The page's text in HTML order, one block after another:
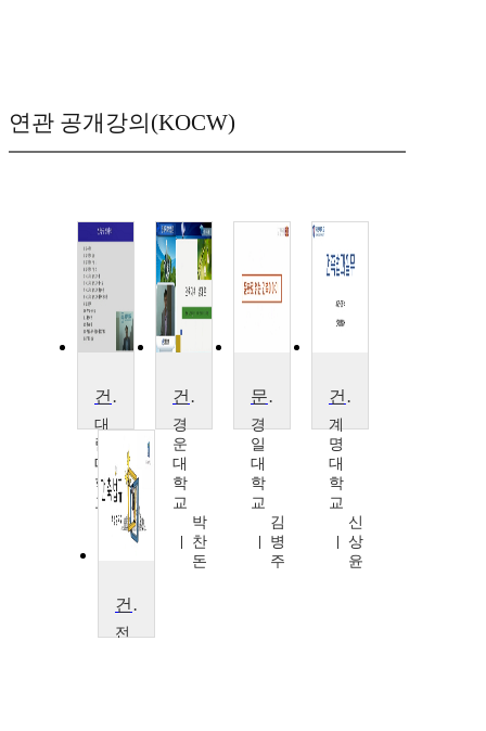
연관 공개강의(KOCW)
건축공정관리
대
림
대
학
교
권
건축계획방법론
경
운
대
학
교
박
찬
돈
문화로읽는건축이야기
경
일
대
학
교
김
병
주
건축법과실무
계
명
대
학
교
신
상
윤
건축법규
전